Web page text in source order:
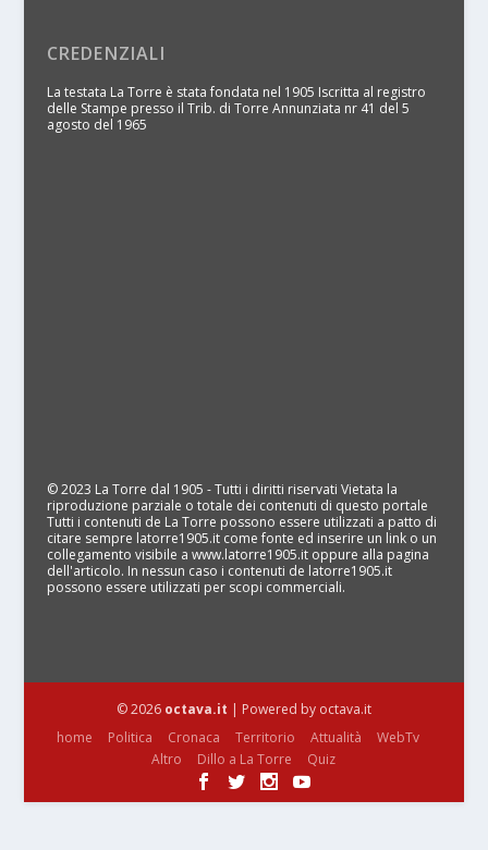
CREDENZIALI
La testata La Torre è stata fondata nel 1905 Iscritta al registro
delle Stampe presso il Trib. di Torre Annunziata nr 41 del 5
agosto del 1965
© 2023 La Torre dal 1905 - Tutti i diritti riservati Vietata la
riproduzione parziale o totale dei contenuti di questo portale
Tutti i contenuti de La Torre possono essere utilizzati a patto di
citare sempre latorre1905.it come fonte ed inserire un link o un
collegamento visibile a www.latorre1905.it oppure alla pagina
dell'articolo. In nessun caso i contenuti de latorre1905.it
possono essere utilizzati per scopi commerciali.
© 2026 octava.it | Powered by octava.it
home
Politica Cronaca Territorio Attualità
WebTv
Altro
Dillo a La Torre Quiz